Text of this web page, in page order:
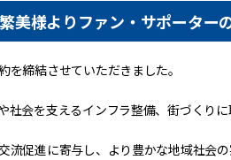
美様よりファン・サポーター
締結させていただきました。
会を支えるインフラ整備、街づくりに
促進に寄与し、より豊かな地域社会の